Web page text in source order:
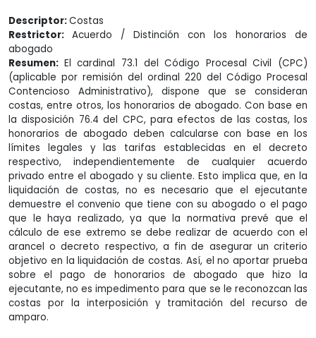
Descriptor:Costas
Restrictor: Acuerdo / Distinción con los honorarios de
abogado
Resumen: El cardinal 73.1 del Código Procesal Civil (CPC)
(aplicable por remisión del ordinal 220 del Código Procesal
Contencioso Administrativo), dispone que se consideran
costas, entre otros, los honorarios de abogado. Con base en
la disposición 76.4 del CPC, para efectos de las costas, los
honorarios de abogado deben calcularse con base en los
límites legales y las tarifas establecidas en el decreto
respectivo, independientemente de cualquier acuerdo
privado entre el abogado y su cliente. Esto implica que, en la
liquidación de costas, no es necesario que el ejecutante
demuestre el convenio que tiene con su abogado o el pago
que le haya realizado, ya que la normativa prevé que el
cálculo de ese extremo se debe realizar de acuerdo con el
arancel o decreto respectivo, a fin de asegurar un criterio
objetivo en la liquidación de costas. Así, el no aportar prueba
sobre el pago de honorarios de abogado que hizo la
ejecutante, no es impedimento para que se le reconozcan las
costas por la interposición y tramitación del recurso de
amparo.